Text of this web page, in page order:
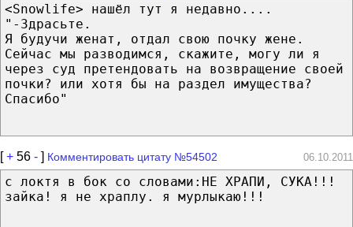
<Snowlife> нашёл тут я недавно....
"-Здрасьте.
Я будучи женат, отдал свою почку жене.
Сейчас мы разводимся, скажите, могу ли я
через суд претендовать на возвращение своей
почки? или хотя бы на раздел имущества?
Спасибо"
[+ 56 - ] Комментировать цитату №54502 06.10.2011
с локтя в бок со словами:НЕ ХРАПИ, СУКА!!!
зайка! я не храплу. я мурлыкаю!!!